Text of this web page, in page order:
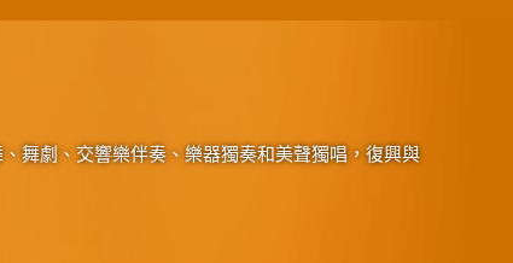
舞劇、交響樂伴奏、樂器獨奏和美聲獨唱，復興與